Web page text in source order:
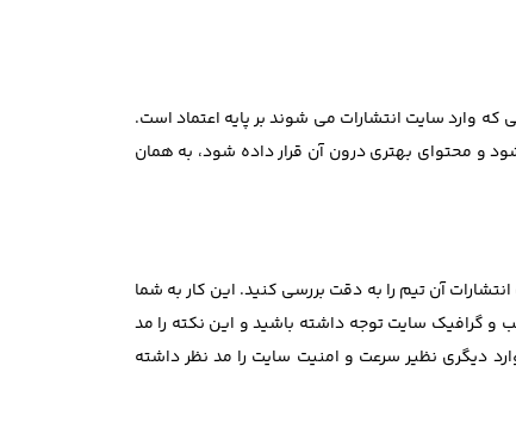
که وارد سایت انتشارات می شوند بر پایه اعتماد است.
و محتوای بهتری درون آن قرار داده شود، به همان
آن تیم را به دقت بررسی کنید. این کار به شما
گرافیک سایت توجه داشته باشید و این نکته را مد
دیگری نظیر سرعت و امنیت سایت را مد نظر داشته